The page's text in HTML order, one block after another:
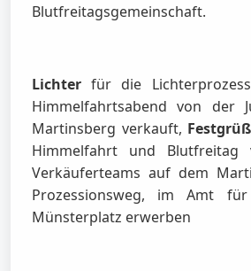
Blutfreitagsgemeinschaft.
Lichter für die
Himmelfahrtsabend von der
Martinsberg verkauft,
Himmelfahrt und Blutfreitag
Verkäuferteams auf dem
Prozessionsweg, im Amt
Münsterplatz erwerben